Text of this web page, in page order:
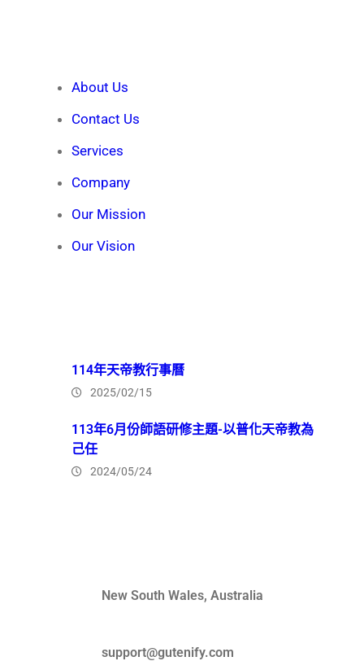
About Us
Contact Us
Services
Company
Our Mission
Our Vision
114年天帝教行事曆
2025/02/15
113年6月份師語研修主題-以普化天帝教為
己任
2024/05/24
New South Wales, Australia
support@gutenify.com